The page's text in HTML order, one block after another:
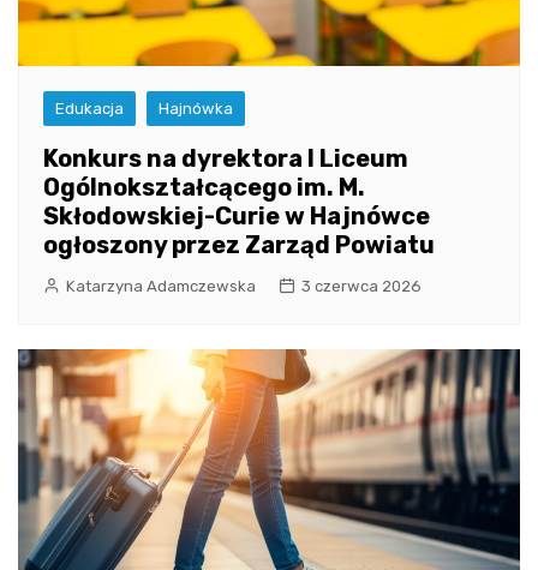
Edukacja Hajnówka
Konkurs na dyrektora I Liceum
Ogólnokształcącego im. M.
Skłodowskiej-Curie w Hajnówce
ogłoszony przez Zarząd Powiatu
Katarzyna Adamczewska 3 czerwca 2026